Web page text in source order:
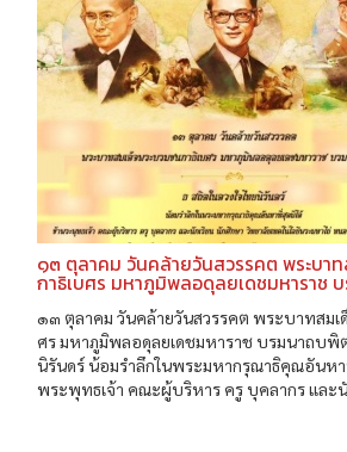
๑๓ ตุลาคม วันคล้ายวันสวรรคต พระบา
กาธิเบศร มหาภูมิพลอดุลยเดชมหาราช
๑๓ ตุลาคม วันคล้ายวันสวรรคต พระบาทสมเ
ศร มหาภูมิพลอดุลยเดชมหาราช บรมนาถบพิต
นิรันดร์ น้อมรำลึกในพระมหากรุณาธิคุณอันหา
พระพุทธเจ้า คณะผู้บริหาร ครู บุคลากร และ